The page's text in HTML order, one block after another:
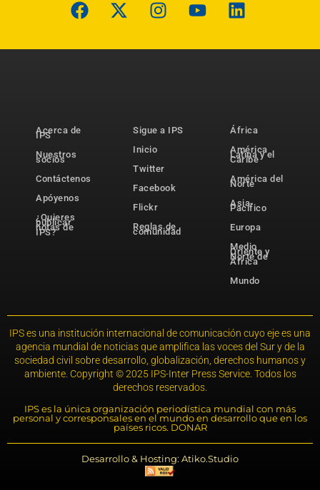
Acerca de
IPS
Nuestros
socios
Contáctenos
Apóyenos
¿Quieres
publicar
notas de
IPS?
Sigue a IPS
Inicio
Twitter
Facebook
Flickr
Reglas de
comunidad
África
América
Latina y el
Caribe
América del
Norte
Asia-
Pacífico
Europa
Medio
Oriente y
Norte de
África
Mundo
IPS es una institución internacional de comunicación cuyo eje es una
agencia mundial de noticias que amplifica las voces del Sur y de la
sociedad civil sobre desarrollo, globalización, derechos humanos y
ambiente. Copyright © 2025 IPS-Inter Press Service. Todos los
derechos reservados.
IPS es la única organización periodística mundial con más
personal y corresponsales en el mundo en desarrollo que en los
países ricos. DONAR
Desarrollo & Hosting: Atiko.Studio